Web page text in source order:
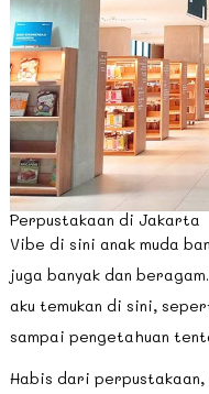
Perpustakaan di Jakarta
Vibe di sini anak muda
juga banyak dan
aku temukan di sini,
sampai pengetahuan
Habis dari perpustakaan,